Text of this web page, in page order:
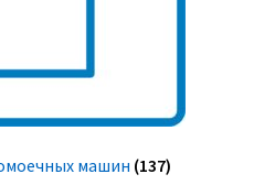
машин (137)